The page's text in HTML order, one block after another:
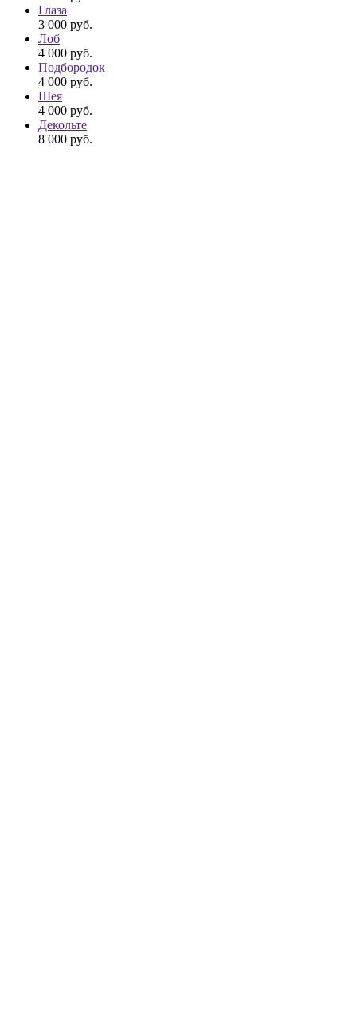
Глаза
3 000 руб.
Лоб
4 000 руб.
Подбородок
4 000 руб.
Шея
4 000 руб.
Декольте
8 000 руб.